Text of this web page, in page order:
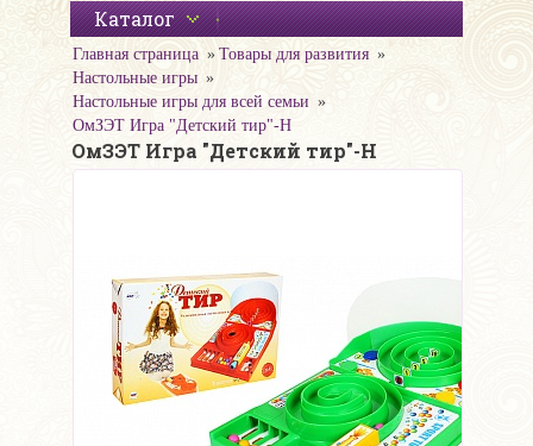
Каталог
Главная страница
Товары для развития
Настольные игры
Настольные игры для всей семьи
ОмЗЭТ Игра "Детский тир"-Н
ОмЗЭТ Игра "Детский тир"-Н